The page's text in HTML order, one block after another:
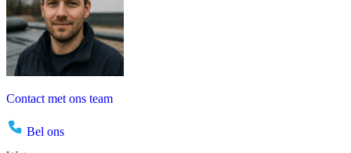
Contact met ons team
Bel ons